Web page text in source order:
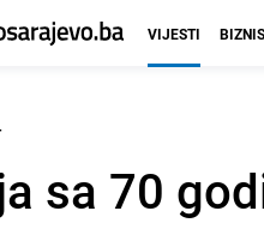
VIJESTI BIZNIS
sa 70